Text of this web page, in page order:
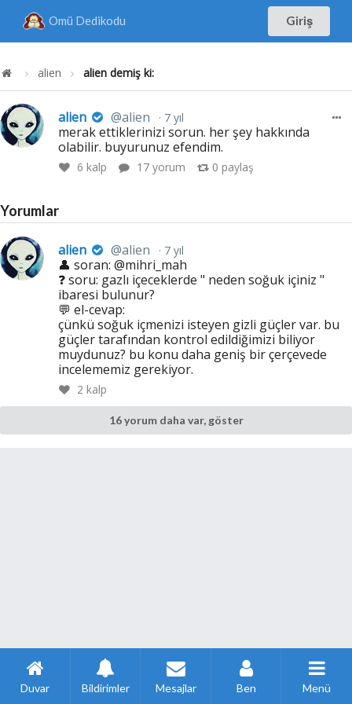
Omü Dedikodu Giriş
alien alien demiş ki:
alien @alien 7 yıl
merak ettiklerinizi sorun. her şey hakkında
olabilir. buyurunuz efendim.
6 kalp 17 yorum 0 paylaş
Yorumlar
alien @alien 7 yıl
👤 soran: @mihri_mah
❓ soru: gazlı içeceklerde " neden soğuk içiniz "
ibaresi bulunur?
💬 el-cevap:
çünkü soğuk içmenizi isteyen gizli güçler var. bu
güçler tarafından kontrol edildiğimizi biliyor
muydunuz? bu konu daha geniş bir çerçevede
incelememiz gerekiyor.
2 kalp
16 yorum daha var, göster
Duvar Bildirimler Mesajlar Ben Menü